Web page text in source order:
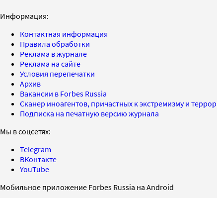
Информация:
Контактная информация
Правила обработки
Реклама в журнале
Реклама на сайте
Условия перепечатки
Архив
Вакансии в Forbes Russia
Сканер иноагентов, причастных к экстремизму и
Подписка на печатную версию журнала
Мы в соцсетях:
Telegram
ВКонтакте
YouTube
Мобильное приложение Forbes Russia на Android